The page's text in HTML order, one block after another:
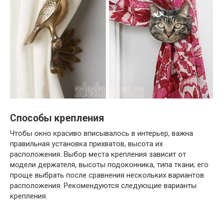
Способы крепления
Чтобы окно красиво вписывалось в интерьер, важна
правильная установка прихватов, высота их
расположения. Выбор места крепления зависит от
модели держателя, высоты подоконника, типа ткани; его
проще выбрать после сравнения нескольких вариантов
расположения. Рекомендуются следующие варианты
крепления: